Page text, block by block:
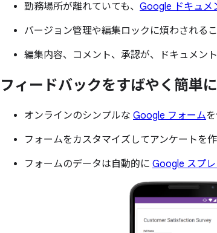
勤務場所が離れていても、 Google ドキュメ
バージョン管理や編集ロックに煩わされる
編集内容、コメント、承認が、ドキュメン
フィードバックをすばやく 簡単に
オンラインのシンプルな Google フォーム
フォームをカスタマイズしてアンケートを
フォームのデータは自動的に Google スプ